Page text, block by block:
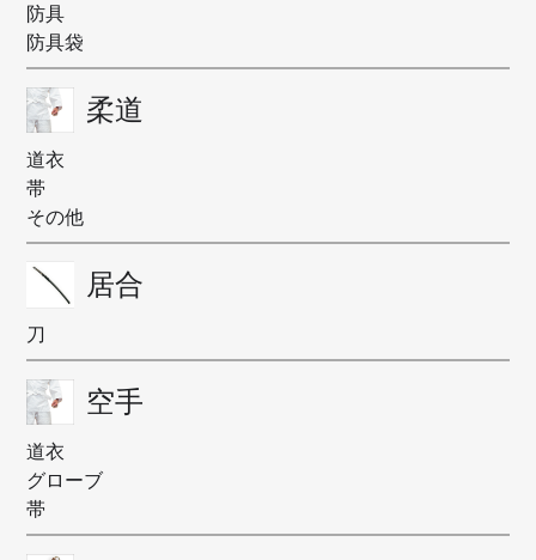
防具
防具袋
柔道
道衣
帯
その他
居合
刀
空手
道衣
グローブ
帯